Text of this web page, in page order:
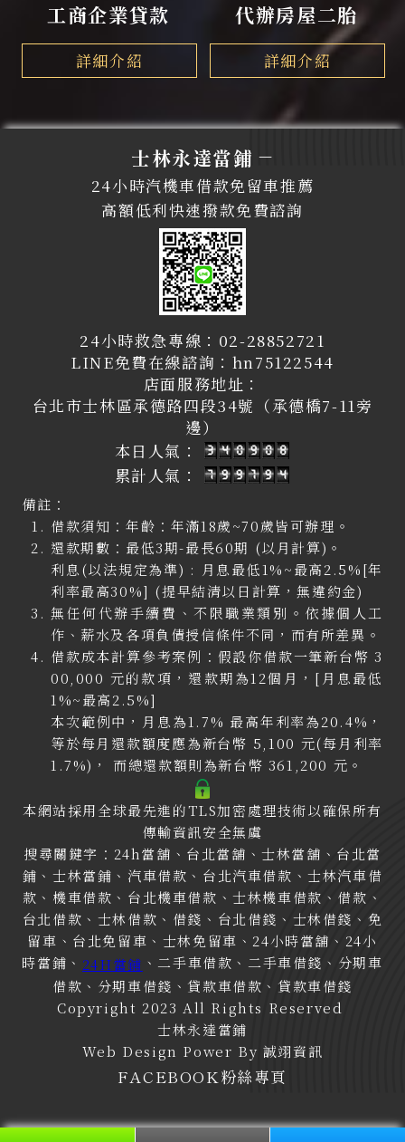
工商企業貸款
詳細介紹
代辦房屋二胎
詳細介紹
士林永達當鋪 —
24小時汽機車借款免留車推薦
高額低利快速撥款免費諮詢
24小時救急專線： 02-28852721
LINE免費在線諮詢： hn75122544
店面服務地址：
台北市士林區承德路四段34號（承德橋7-11旁
邊）
本日人氣：
累計人氣：
備註：
借款須知：年齡：年滿18歲~70歲皆可辦理。
還款期數：最低3期-最長60期 (以月計算)。
利息(以法規定為準) : 月息最低1%~最高2.5%[年
利率最高30%] (提早結清以日計算，無違約金)
無任何代辦手續費、不限職業類別。依據個人工
作、薪水及各項負債授信條件不同，而有所差異。
借款成本計算參考案例：假設你借款一筆新台幣 3
00,000 元的款項，還款期為12個月，[月息最低
1%~最高2.5%]
本次範例中，月息為1.7% 最高年利率為20.4%，
等於每月還款額度應為新台幣 5,100 元(每月利率
1.7%)， 而總還款額則為新台幣 361,200 元。
本網站採用全球最先進的TLS加密處理技術以確保所有
傳輸資訊安全無虞
搜尋關鍵字：24h當舖、台北當舖、士林當舖、台北當
鋪、士林當鋪、汽車借款、台北汽車借款、士林汽車借
款、機車借款、台北機車借款、士林機車借款、借款、
台北借款、士林借款、借錢、台北借錢、士林借錢、免
留車、台北免留車、士林免留車、24小時當舖、24小
時當鋪、 24H當鋪 、二手車借款、二手車借錢、分期車
借款、分期車借錢、貸款車借款、貸款車借錢
Copyright 2023 All Rights Reserved
士林永達當鋪
Web Design Power By 誠翊資訊
FACEBOOK粉絲專頁